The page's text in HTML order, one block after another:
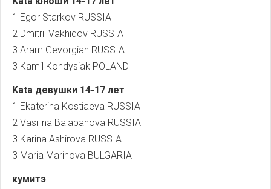
1 Egor Starkov RUSSIA
2 Dmitrii Vakhidov RUSSIA
3 Aram Gevorgian RUSSIA
3 Kamil Kondysiak POLAND
Kata девушки 14-17 лет
1 Ekaterina Kostiaeva RUSSIA
2 Vasilina Balabanova RUSSIA
3 Karina Ashirova RUSSIA
3 Maria Marinova BULGARIA
кумитэ